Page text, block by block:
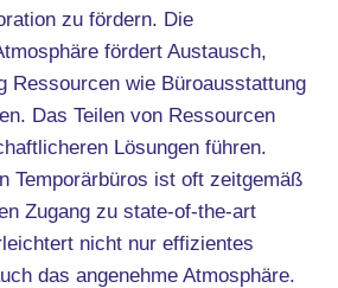
zu fördern. Die
fördert Austausch,
Ressourcen wie Büroausstattung
Das Teilen von Ressourcen
Lösungen führen.
Temporärbüros ist oft zeitgemäß
Zugang zu state-of-the-art
nicht nur effizientes
das angenehme Atmosphäre.